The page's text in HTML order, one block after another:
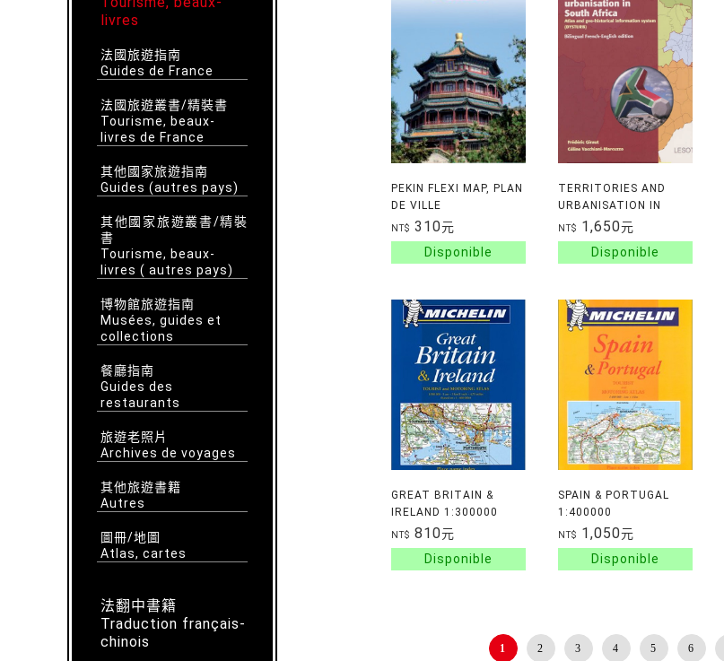
livres
法國旅遊指南
Guides de France
法國旅遊叢書/精裝書
Tourisme, beaux-
livres de France
其他國家旅遊指南
Guides (autres pays)
其他國家旅遊叢書/精裝
書
Tourisme, beaux-
livres ( autres pays)
博物館旅遊指南
Musées, guides et
collections
餐廳指南
Guides des
restaurants
旅遊老照片
Archives de voyages
其他旅遊書籍
Autres
圖冊/地圖
Atlas, cartes
法翻中書籍
Traduction français-
chinois
PEKIN FLEXI MAP, PLAN
DE VILLE
TOURISTIQUE
PLASTIFIE, INFOS
PRATIQUES ET SITES
NT$ 310元
TERRITORIES AND
URBANISATION IN
SOUTH AFRICA :
ATLAS AND GEO-
HISTORICAL
NT$ 1,650元
GREAT BRITAIN &
IRELAND 1:300000
NT$ 810元
SPAIN & PORTUGAL
1:400000
NT$ 1,050元
1 2 3 4 5 6